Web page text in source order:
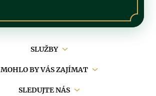
SLUŽBY
MOHLO BY VÁS ZAJÍMAT
SLEDUJTE NÁS